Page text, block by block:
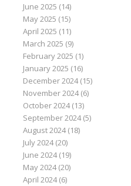
June 2025 (14)
May 2025 (15)
April 2025 (11)
March 2025 (9)
February 2025 (1)
January 2025 (16)
December 2024(15)
November 2024(6)
October 2024(13)
September 2024(5)
August 2024(18)
July 2024(20)
June 2024(19)
May 2024(20)
April 2024(6)